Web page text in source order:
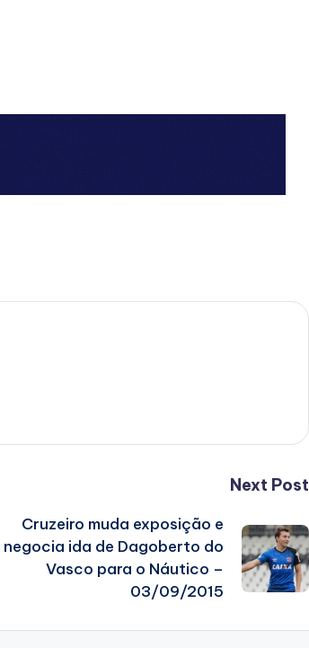
Next Post
Cruzeiro muda exposição e
negocia ida de Dagoberto do
Vasco para o Náutico –
03/09/2015